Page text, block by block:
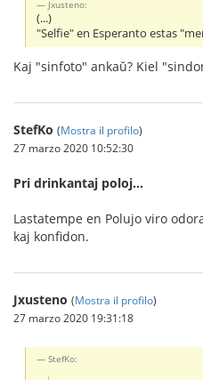
Jxusteno:
(...)
"Selfie" en Esperanto estas
Kaj "sinfoto" ankaŭ? Kiel
StefKo (Mostra il profilo)
27 marzo 2020 10:52:30
Pri drinkantaj poloj...
Lastatempe en Polujo viro
kaj konfidon.
Jxusteno (Mostra il profilo)
27 marzo 2020 19:31:18
StefKo: